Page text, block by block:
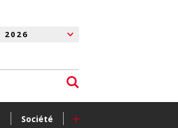
Société +